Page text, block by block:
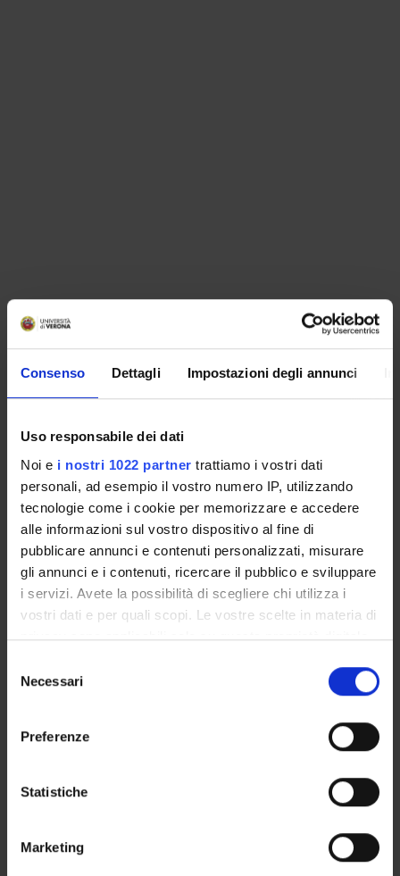
Consenso Dettagli Impostazioni degli annunci
Uso responsabile dei dati
Noi e i nostri 1022 partner trattiamo i vostri dati
personali, ad esempio il vostro numero IP, utilizzando
tecnologie come i cookie per memorizzare e accedere
alle informazioni sul vostro dispositivo al fine di
pubblicare annunci e contenuti personalizzati, misurare
gli annunci e i contenuti, ricercare il pubblico e sviluppare
i servizi. Avete la possibilità di scegliere chi utilizza i
vostri dati e per quali scopi. Le vostre scelte in materia di
privacy sono applicabili solo su questa proprietà digitale
modificare o revocare il proprio consenso in qualsiasi
momento dalla Dichiarazione sui cookie o facendo clic
raccogliere informazioni sulla tua posizione
geografica, con un'approssimazione di qualche
Identificare il tuo dispositivo, scansionandolo
delNecessari
Preferenze
Statistiche
Marketing
GOVERNANCE
SERVIZI DI SEGRETERIA STUDENTI
STRUTTURE DEL DIPARTIMENTO
LABORATORI DI RICERCA
CENTRI DI RICERCA
Contatti
Luoghi